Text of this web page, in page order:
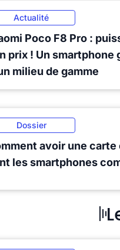
Actualité
Poco F8 Pro :
prix ! Un smartphone
milieu de gamme
Dossier
avoir une carte
les smartphones